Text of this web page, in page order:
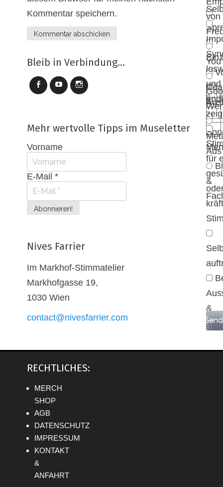
Kommentar speichern.
Bleib in Verbindung...
Mehr wertvolle Tipps im Museletter
Vorname
E-Mail *
Nives Farrier
Im Markhof-Stimmatelier
Markhofgasse 19,
1030 Wien
contact@nivesfarrier.com
RECHTLICHES:
MERCH
SHOP
AGB
DATENSCHUTZ
IMPRESSUM
KONTAKT
&
ANFAHRT
und
für
&
von
Ads
&